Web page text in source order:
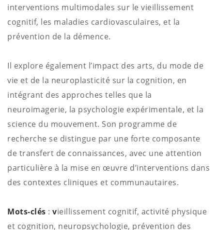
interventions multimodales sur le vieillissement
cognitif, les maladies cardiovasculaires, et la
prévention de la démence.
Il explore également l’impact des arts, du mode de
vie et de la neuroplasticité sur la cognition, en
intégrant des approches telles que la
neuroimagerie, la psychologie expérimentale, et la
science du mouvement. Son programme de
recherche se distingue par une forte composante
de transfert de connaissances, avec une attention
particulière à la mise en œuvre d’interventions dans
des contextes cliniques et communautaires.
Mots-clés : vieillissement cognitif, activité physique
et cognition, neuropsychologie, prévention des